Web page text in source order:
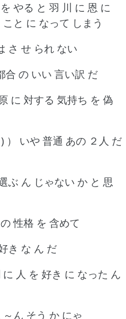
やる と 羽 川 に 恩 に
と に なって しまう
さ せ られ ない
合 の いい 言い訳 だ
に 対する 気持ち を 偽
) ） いや 普通 あの ２人 だ
ぶ ん じゃない か と 思
性格 を 含めて
き な ん だ
人 を 好き に なった ん
～ん そう か にゃ